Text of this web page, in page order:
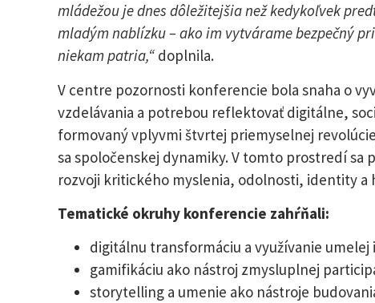
mládežou je dnes dôležitejšia než kedykoľvek
mladým nablízku – ako im vytvárame bezpečný
niekam patria,“ doplnila.
V centre pozornosti konferencie bola snaha o
vzdelávania a potrebou reflektovať digitálne,
formovaný vplyvmi štvrtej priemyselnej
sa spoločenskej dynamiky. V tomto prostredí sa
rozvoji kritického myslenia, odolnosti, identity
Tematické okruhy konferencie zahŕňali:
digitálnu transformáciu a využívanie
gamifikáciu ako nástroj zmysluplnej
storytelling a umenie ako nástroje